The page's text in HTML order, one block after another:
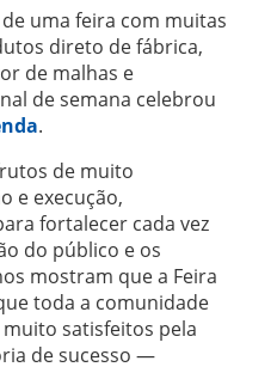
uma feira com muitas
direto de fábrica,
de malhas e
de semana celebrou
.
de muito
e execução,
fortalecer cada vez
do público e os
mostram que a Feira
toda a comunidade
satisfeitos pela
de sucesso —